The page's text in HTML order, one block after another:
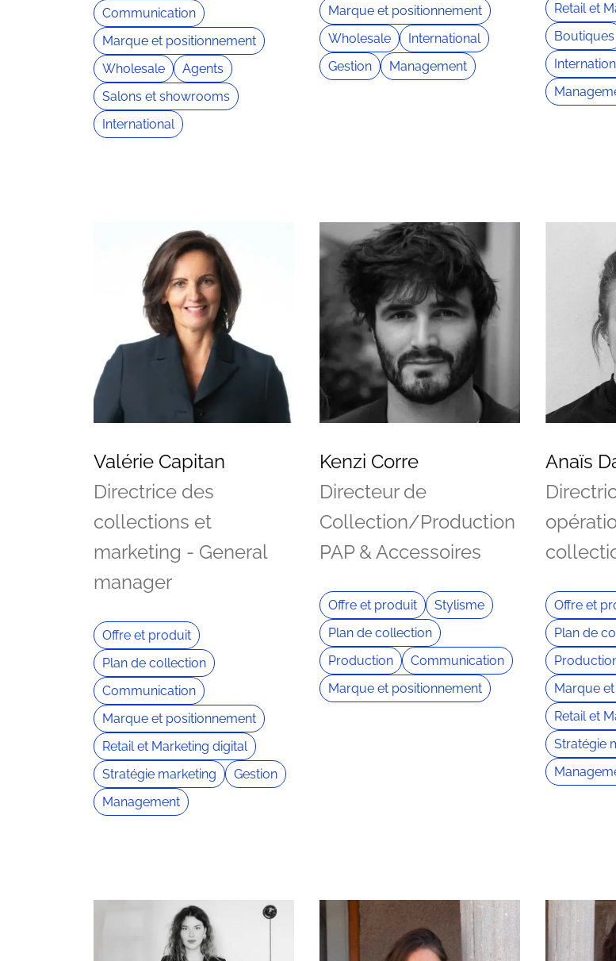
Communication
Marque et positionnement
Wholesale
Agents
Salons et showrooms
International
Marque et positionnement
Wholesale
International
Gestion
Management
Retail et
Boutiques
Valérie Capitan
Directrice des
collections et
marketing - General
manager
Offre et produit
Plan de collection
Communication
Marque et positionnement
Retail et Marketing digital
Stratégie marketing
Gestion
Management
Kenzi Corre
Directeur de
Collection/Production
PAP & Accessoires
Offre et produit
Stylisme
Plan de collection
Production
Communication
Marque et positionnement
Anaïs
Offre et
Plan de
Marque
Retail et
Stratégie